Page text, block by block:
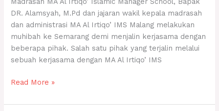
DR. Alamsyah, M.Pd dan jajaran wakil kepala madrasah
dan administrasi MA Al Irtiqo’ IMS Malang melakukan
muhibah ke Semarang demi menjalin kerjasama dengan
beberapa pihak. Salah satu pihak yang terjalin melalui
sebuah kerjasama dengan MA Al Irtiqo’ IMS
Read More »